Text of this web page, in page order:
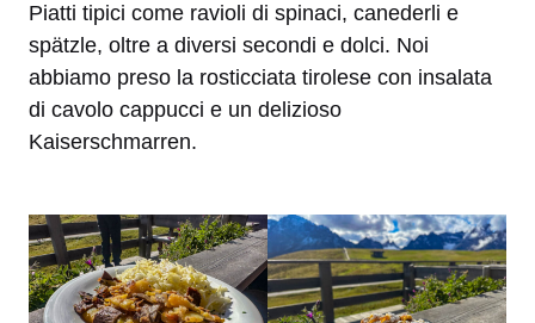
Piatti tipici come ravioli di spinaci, canederli e
spätzle, oltre a diversi secondi e dolci. Noi
abbiamo preso la rosticciata tirolese con insalata
di cavolo cappucci e un delizioso
Kaiserschmarren.